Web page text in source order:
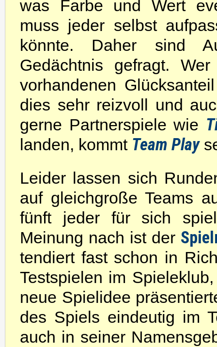
was Farbe und Wert
muss jeder selbst
könnte. Daher sind
Gedächtnis gefragt.
vorhandenen
dies sehr reizvoll und
gerne Partnerspiele wie
landen, kommt Team Play
Leider lassen sich
auf gleichgroße Teams
fünft jeder für sich
Meinung nach ist der
tendiert fast schon in
Testspielen im
neue Spielidee
des Spiels eindeutig im
auch in seiner